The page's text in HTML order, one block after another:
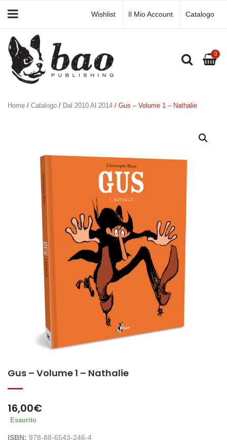
Wishlist Il Mio Account Catalogo
0
Home / Catalogo / Dal 2010 Al 2014 / Gus – Volume 1 – Nathalie
Gus – Volume 1 – Nathalie
16,00€
Esaurito
ISBN: 978-88-6543-246-4